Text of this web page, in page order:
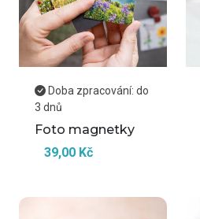
Doba zpracování: do
3 dnů
Foto magnetky
39,00 Kč